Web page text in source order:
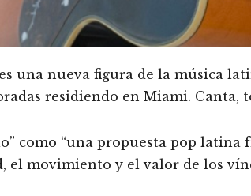
una nueva figura de la música
residiendo en Miami. Canta,
como “una propuesta pop
el movimiento y el valor de los